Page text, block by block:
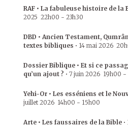
RAF • La fabuleuse histoire de la
2025 22h00 - 23h30
DBD • Ancien Testament,
textes bibliques • 14 mai 2026
Dossier Biblique • Et si ce
qu’un ajout ? • 7 juin 2026 19h00 -
Yehi-Or • Les esséniens et le
juillet 2026 14h00 - 15h00
Arte • Les faussaires de la Bible •